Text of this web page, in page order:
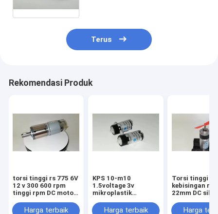
Terus
Rekomendasi Produk
torsi tinggi rs 775 6V
12 v 300 600 rpm
tinggi rpm DC motor
Harga terbaik
KPS 10-m10
1.5voltage 3v
mikroplastik
gear motor
Harga terbaik
Torsi tinggi
kebisingan
22mm DC
motor 60 rpm
Harga